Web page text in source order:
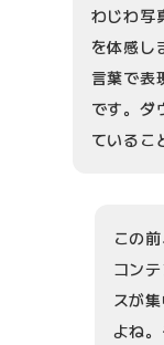
わじわ写
を体感し
言葉で表
です。ダ
ているこ
この
コン
スが
よね